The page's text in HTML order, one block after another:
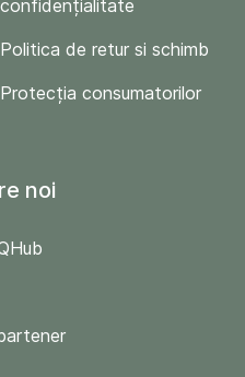
confidențialitate
Politica de retur si schimb
Protecția consumatorilor
noi